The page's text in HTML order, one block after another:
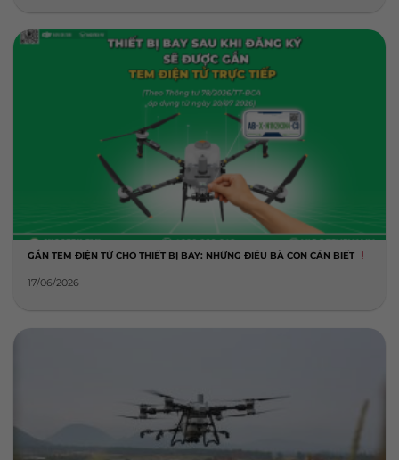
GẮN TEM ĐIỆN TỬ CHO THIẾT BỊ BAY: NHỮNG ĐIỀU BÀ CON CẦN BIẾT
17/06/2026